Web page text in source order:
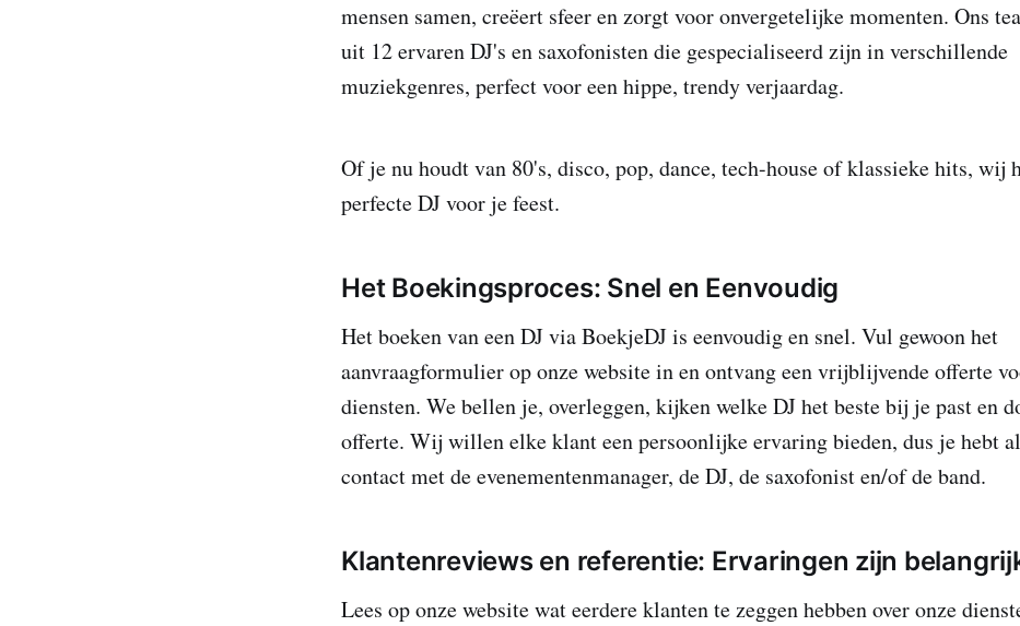
mensen samen, creëert sfeer en zorgt voor onvergetelijke momenten. Ons
uit 12 ervaren DJ's en saxofonisten die gespecialiseerd zijn in verschillende
muziekgenres, perfect voor een hippe, trendy verjaardag.
Of je nu houdt van 80's, disco, pop, dance, tech-house of klassieke hits, wij
perfecte DJ voor je feest.
Het Boekingsproces: Snel en Eenvoudig
Het boeken van een DJ via BoekjeDJ is eenvoudig en snel. Vul gewoon het
aanvraagformulier op onze website in en ontvang een vrijblijvende offerte
diensten. We bellen je, overleggen, kijken welke DJ het beste bij je past en
offerte. Wij willen elke klant een persoonlijke ervaring bieden, dus je hebt
contact met de evenementenmanager, de DJ, de saxofonist en/of de band.
Klantenreviews en referentie: Ervaringen zijn
Lees op onze website wat eerdere klanten te zeggen hebben over onze